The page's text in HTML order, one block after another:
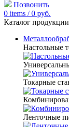
Позвонить
0 items / 0 руб.
Каталог продукции
Настольные
Токарные
Ленточные